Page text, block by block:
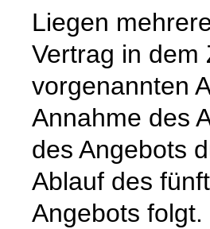
Liegen
Vertrag in dem
vorgenannten
Annahme des
des Angebots
Ablauf des
Angebots